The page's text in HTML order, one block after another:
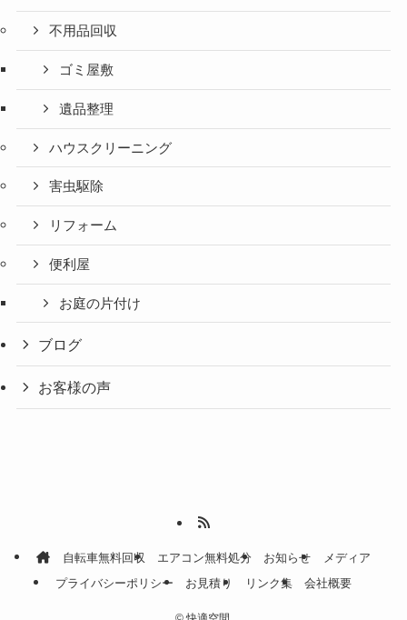
不用品回収
ゴミ屋敷
遺品整理
ハウスクリーニング
害虫駆除
リフォーム
便利屋
お庭の片付け
ブログ
お客様の声
自転車無料回収 エアコン無料処分 お知らせ
メディア
プライバシーポリシー
お見積り リンク集 会社概要